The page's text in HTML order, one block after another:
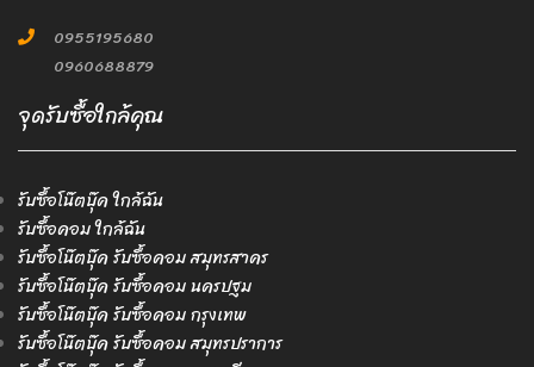
0955195680
0960688879
จุดรับซื้อใกล้คุณ
รับซื้อโน๊ตบุ๊ค ใกล้ฉัน
รับซื้อคอม ใกล้ฉัน
รับซื้อโน๊ตบุ๊ค รับซื้อคอม สมุทรสาคร
รับซื้อโน๊ตบุ๊ค รับซื้อคอม นครปฐม
รับซื้อโน๊ตบุ๊ค รับซื้อคอม กรุงเทพ
รับซื้อโน๊ตบุ๊ค รับซื้อคอม สมุทรปราการ